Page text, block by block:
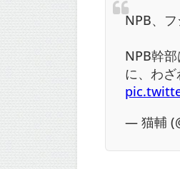
NPB、
NPB幹
に、わ
— 猫輔